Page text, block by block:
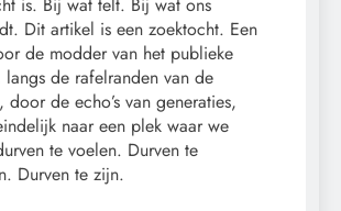
is. Bij wat telt. Bij wat ons
Dit artikel is een zoektocht. Een
de modder van het publieke
de rafelranden van de
door de echo’s van generaties,
naar een plek waar we
te voelen. Durven te
Durven te zijn.